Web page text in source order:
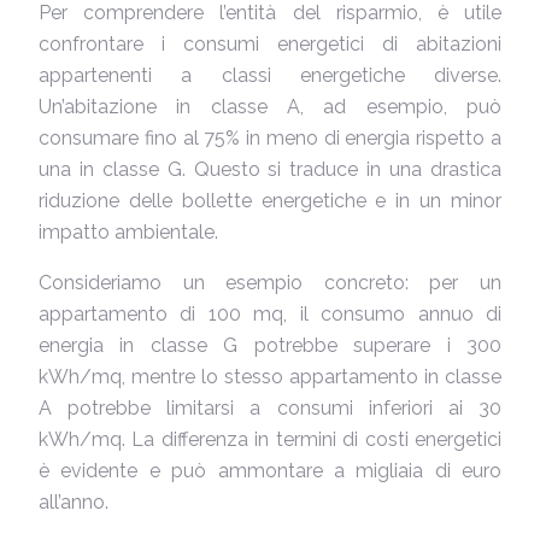
Per comprendere l’entità del risparmio, è utile
confrontare i consumi energetici di abitazioni
appartenenti a classi energetiche diverse.
Un’abitazione in classe A, ad esempio, può
consumare fino al 75% in meno di energia rispetto a
una in classe G. Questo si traduce in una drastica
riduzione delle bollette energetiche e in un minor
impatto ambientale.
Consideriamo un esempio concreto: per un
appartamento di 100 mq, il consumo annuo di
energia in classe G potrebbe superare i 300
kWh/mq, mentre lo stesso appartamento in classe
A potrebbe limitarsi a consumi inferiori ai 30
kWh/mq. La differenza in termini di costi energetici
è evidente e può ammontare a migliaia di euro
all’anno.